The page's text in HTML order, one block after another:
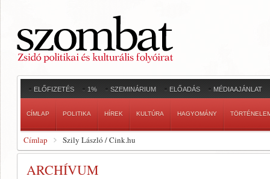
ELŐFIZETÉS 1% SZEMINÁRIUM ELŐADÁS MÉDIAAJÁNLAT
CÍMLAP POLITIKA HÍREK KULTÚRA HAGYOMÁNY
Címlap Szily László / Cink.hu
ARCHÍVUM